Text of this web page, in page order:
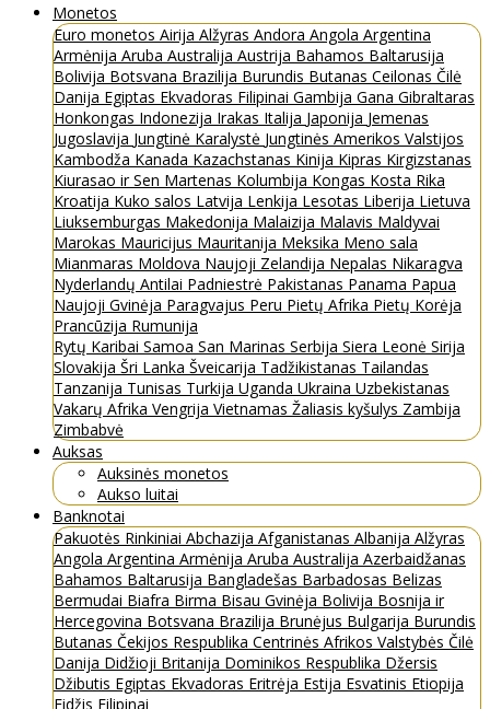
Monetos
Euro monetos Airija Alžyras Andora Angola Argentina
Armėnija Aruba Australija Austrija Bahamos Baltarusija
Bolivija Botsvana Brazilija Burundis Butanas Ceilonas Čilė
Danija Egiptas Ekvadoras Filipinai Gambija Gana Gibraltaras
Honkongas Indonezija Irakas Italija Japonija Jemenas
Jugoslavija Jungtinė Karalystė Jungtinės Amerikos Valstijos
Kambodža Kanada Kazachstanas Kinija Kipras Kirgizstanas
Kiurasao ir Sen Martenas Kolumbija Kongas Kosta Rika
Kroatija Kuko salos Latvija Lenkija Lesotas Liberija Lietuva
Liuksemburgas Makedonija Malaizija Malavis Maldyvai
Marokas Mauricijus Mauritanija Meksika Meno sala
Mianmaras Moldova Naujoji Zelandija Nepalas Nikaragva
Nyderlandų Antilai Padniestrė Pakistanas Panama Papua
Naujoji Gvinėja Paragvajus Peru Pietų Afrika Pietų Korėja
Prancūzija Rumunija
Rytų Karibai Samoa San Marinas Serbija Siera Leonė Sirija
Slovakija Šri Lanka Šveicarija Tadžikistanas Tailandas
Tanzanija Tunisas Turkija Uganda Ukraina Uzbekistanas
Vakarų Afrika Vengrija Vietnamas Žaliasis kyšulys Zambija
Zimbabvė
Auksas
Auksinės monetos
Aukso luitai
Banknotai
Pakuotės Rinkiniai Abchazija Afganistanas Albanija Alžyras
Angola Argentina Armėnija Aruba Australija Azerbaidžanas
Bahamos Baltarusija Bangladešas Barbadosas Belizas
Bermudai Biafra Birma Bisau Gvinėja Bolivija Bosnija ir
Hercegovina Botsvana Brazilija Brunėjus Bulgarija Burundis
Butanas Čekijos Respublika Centrinės Afrikos Valstybės Čilė
Danija Didžioji Britanija Dominikos Respublika Džersis
Džibutis Egiptas Ekvadoras Eritrėja Estija Esvatinis Etiopija
Fidžis Filipinai